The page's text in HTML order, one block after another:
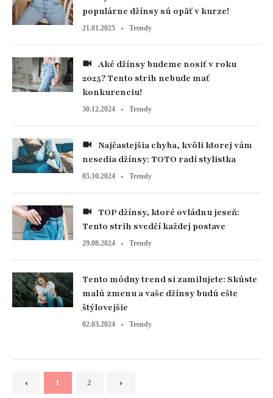
populárne džínsy sú opäť v kurze!
21.01.2025 Trendy
2025? Tento strih nebude mať
konkurenciu!
30.12.2024 Trendy
nesedia džínsy: TOTO radí stylistka
05.10.2024 Trendy
Tento strih svedčí každej postave
29.08.2024 Trendy
Tento módny trend si zamilujete: Skúste
malú zmenu a vaše džínsy budú ešte
štýlovejšie
02.03.2024 Trendy
1 2